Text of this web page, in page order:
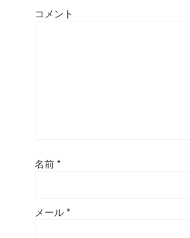
コメント
名前 *
メール *